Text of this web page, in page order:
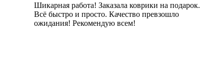
Шикарная работа! Заказала коврики на подарок.
Всё быстро и просто. Качество превзошло
ожидания! Рекомендую всем!